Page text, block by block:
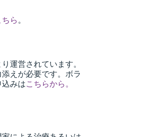
ちら 。
運営されています。
えが必要です。ボラ
みはこちらから。